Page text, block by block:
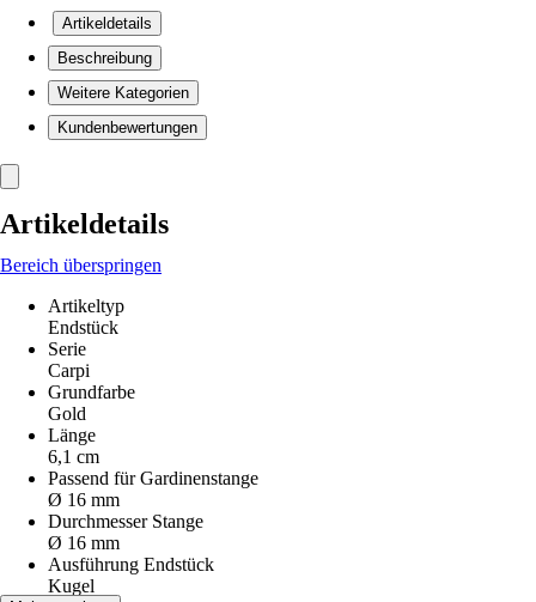
Artikeldetails
Beschreibung
Weitere Kategorien
Kundenbewertungen
Artikeldetails
Bereich überspringen
Artikeltyp
Endstück
Serie
Carpi
Grundfarbe
Gold
Länge
6,1 cm
Passend für Gardinenstange
Ø 16 mm
Durchmesser Stange
Ø 16 mm
Ausführung Endstück
Kugel